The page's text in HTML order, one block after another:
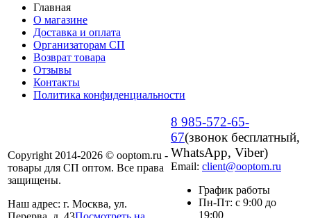
Главная
О магазине
Доставка и оплата
Организаторам СП
Возврат товара
Отзывы
Контакты
Политика конфиденциальности
Copyright 2014-2026 © ooptom.ru -
товары для СП оптом. Все права
защищены.
Наш адрес: г. Москва, ул.
8 985-572-65-
67(звонок бесплатный,
WhatsApp, Viber)
Email: client@ooptom.ru
График работы
Пн-Пт: с 9:00 до
19:00